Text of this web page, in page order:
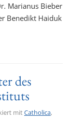
Marianus Bieber
Benedikt Haiduk
des
mitCatholica,